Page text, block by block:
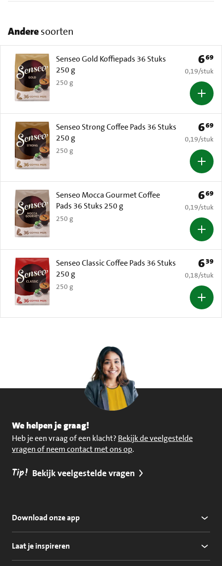
Anderesoorten
Senseo Gold Koffiepads 36 Stuks
250 g
250 g
Prijs:
669
€ 0,19 per
0,19/stuk
Senseo Strong Coffee Pads 36 Stuks
250 g
250 g
Prijs:
669
€ 0,19 per
0,19/stuk
Senseo Mocca Gourmet Coffee
Pads 36 Stuks 250 g
250 g
Prijs:
669
€ 0,19 per
0,19/stuk
Senseo Classic Coffee Pads 36 Stuks
250 g
250 g
Prijs:
639
€ 0,18 per
0,18/stuk
We helpen je graag!
Heb je een vraag of een klacht? Bekijk de veelgestelde
vragen of neem contact met ons op.
Tip! Bekijk veelgestelde vragen
Download onze app
Laat je inspireren